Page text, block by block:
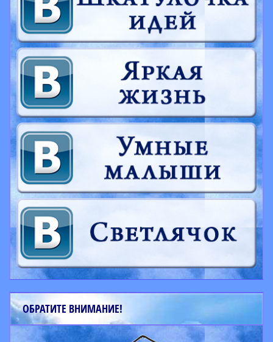
ОБРАТИТЕ ВНИМАНИЕ!